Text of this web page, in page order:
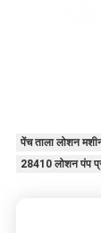
पेंच ताला लोशन
28410 लोशन पंप